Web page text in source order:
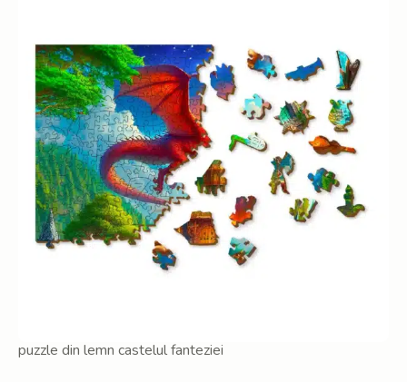
puzzle din lemn castelul fanteziei